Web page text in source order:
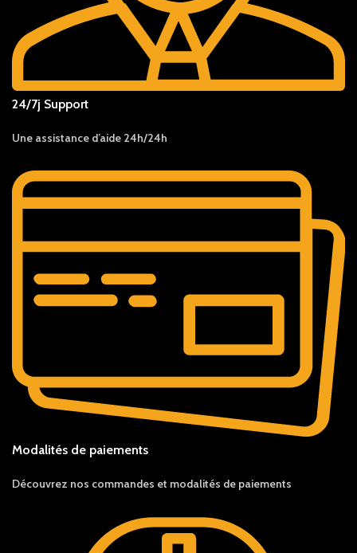
24/7j Support
Une assistance d’aide 24h/24h
Modalités de paiements
Découvrez nos commandes et modalités de paiements